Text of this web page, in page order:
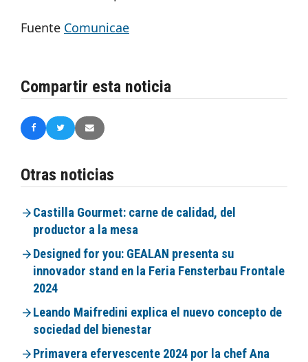
Fuente Comunicae
Compartir esta noticia
Otras noticias
Castilla Gourmet: carne de calidad, del
productor a la mesa
Designed for you: GEALAN presenta su
innovador stand en la Feria Fensterbau Frontale
2024
Leando Maifredini explica el nuevo concepto de
sociedad del bienestar
Primavera efervescente 2024 por la chef Ana